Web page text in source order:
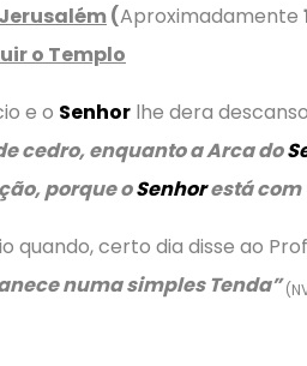
(Aproximadamente
o Templo
e o Senhor lhe dera
cedro, enquanto a Arca do
porque oSenhorestá com
quando, certo dia disse ao
numa simples Tenda”